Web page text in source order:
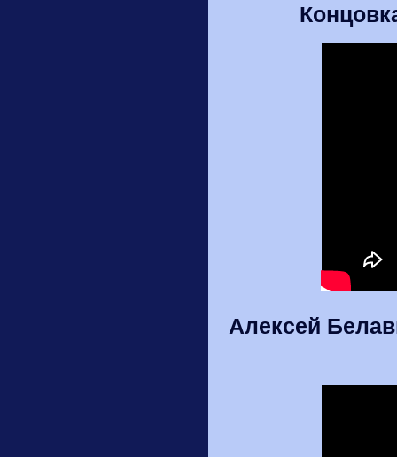
Алексей